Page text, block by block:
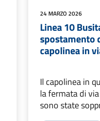
24 MARZO 2026
Linea 10
spostamento
capolinea in
Il capolinea in
la fermata di
sono state